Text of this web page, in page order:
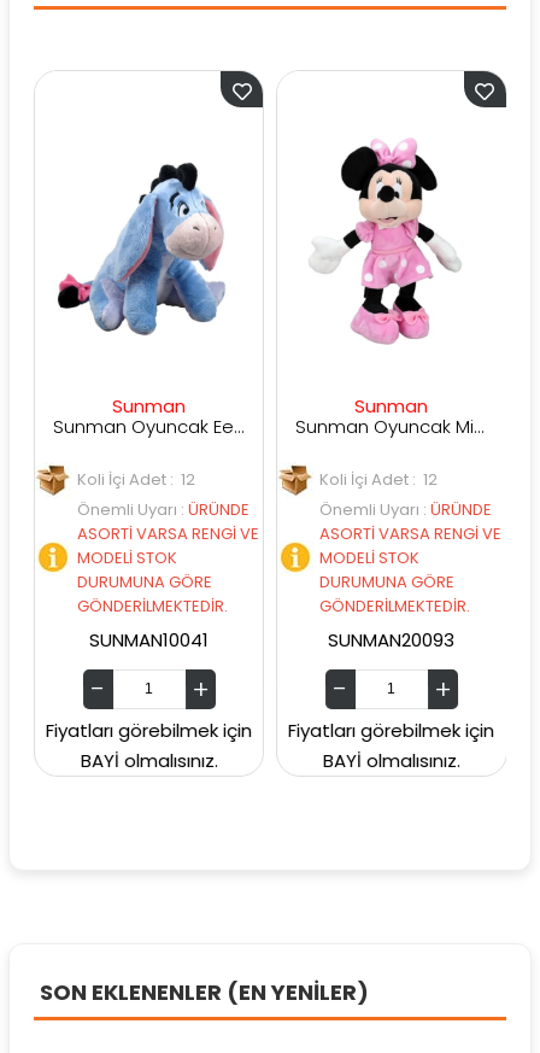
Sunman
Sunman Oyuncak Eeyore Core Peluş 25 cm.
Koli İçi Adet : 12
Önemli Uyarı: ÜRÜNDE
ASORTİ VARSA RENGİ VE
MODELİ STOK
DURUMUNA GÖRE
GÖNDERİLMEKTEDİR.
SUNMAN10041
görebilmek için
BAYİ olmalısınız.
Sunman
Sunman Oyuncak Minnie Core Peluş 25 cm
Koli İçi Adet : 12
Önemli Uyarı: ÜRÜNDE
ASORTİ VARSA RENGİ VE
MODELİ STOK
DURUMUNA GÖRE
GÖNDERİLMEKTEDİR.
SUNMAN20093
Fiyatları görebilmek için
BAYİ olmalısınız.
SON EKLENENLER (EN YENİLER)